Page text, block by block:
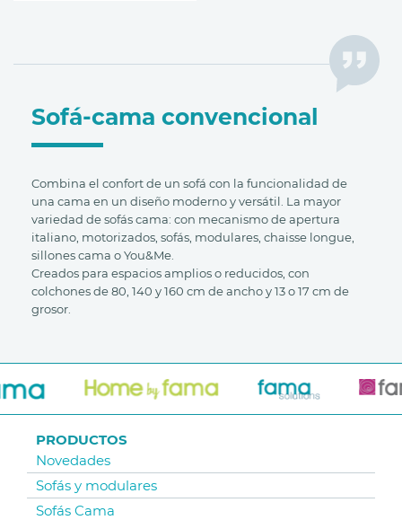
Sofá-cama convencional
Combina el confort de un sofá con la funcionalidad de
una cama en un diseño moderno y versátil. La mayor
variedad de sofás cama: con mecanismo de apertura
italiano, motorizados, sofás, modulares, chaisse longue,
sillones cama o You&Me.
Creados para espacios amplios o reducidos, con
colchones de 80, 140 y 160 cm de ancho y 13 o 17 cm de
grosor.
PRODUCTOS
Novedades
Sofás y modulares
Sofás Cama